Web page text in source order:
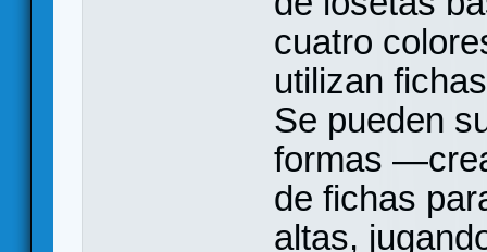
cuatro
utilizan
Se pueden
formas
de fichas
altas,